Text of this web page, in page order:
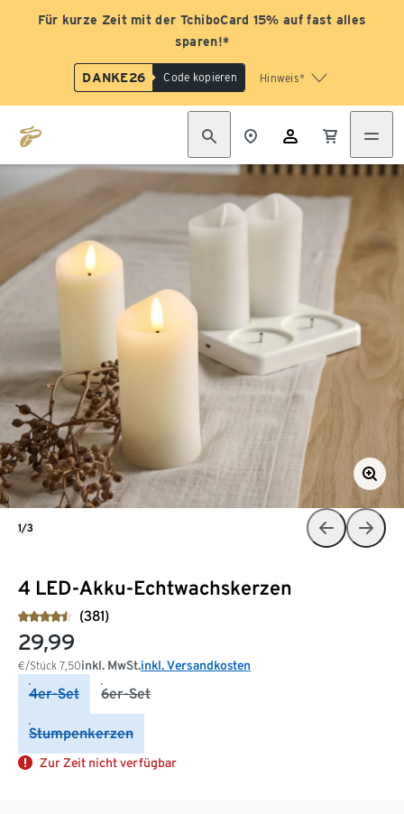
Für kurze Zeit mit der TchiboCard 15% auf fast alles
sparen!*
DANKE26 Code kopieren Hinweis*
4 LED-Akku-Echtwachskerzen
(381)
29,99
€/Stück 7,50inkl. MwSt.inkl. Versandkosten
4er-Set 6er-Set
Stumpenkerzen
Zur Zeit nicht verfügbar
1/3